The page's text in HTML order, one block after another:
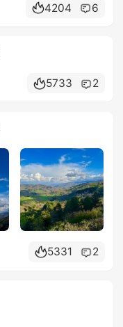
4204 6
5733 2
5331 2